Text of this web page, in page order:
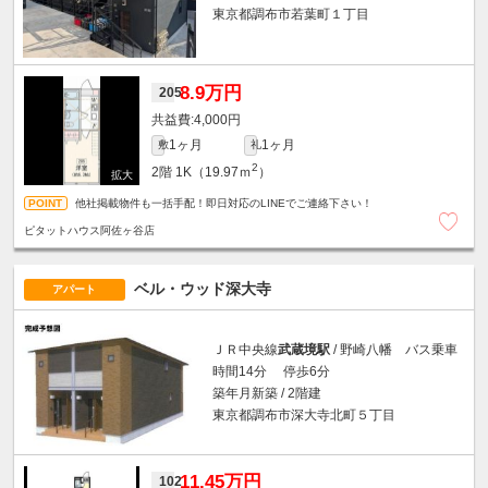
東京都調布市若葉町１丁目
2058.9万円
4,000円
敷1ヶ月 礼1ヶ月
2階 1K（19.97ｍ2 ）
他社掲載物件も一括手配！即日対応のLINEでご連絡下さい！
ピタットハウス阿佐ヶ谷店
アパート ベル・ウッド深大寺
ＪＲ中央線武蔵境駅 / 野崎八幡 バス乗車
時間14分 停歩6分
築年月新築 / 2階建
東京都調布市深大寺北町５丁目
10211.45万円